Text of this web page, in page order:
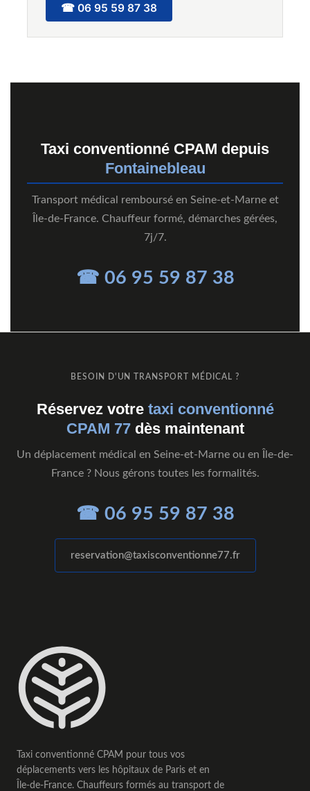
☎ 06 95 59 87 38
Taxi conventionné CPAM depuis
Fontainebleau
Transport médical remboursé en Seine-et-Marne et
Île-de-France. Chauffeur formé, démarches gérées,
7j/7.
☎ 06 95 59 87 38
BESOIN D'UN TRANSPORT MÉDICAL ?
Réservez votre taxi conventionné
CPAM 77dès maintenant
Un déplacement médical en Seine-et-Marne ou en Île-de-
France ? Nous gérons toutes les formalités.
☎ 06 95 59 87 38
reservation@taxisconventionne77.fr
Taxi conventionné CPAM pour tous vos
déplacements vers les hôpitaux de Paris et en
Île-de-France. Chauffeurs formés au transport de